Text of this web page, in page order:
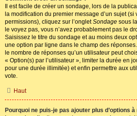
Il est facile de créer un sondage, lors de la
la modification du premier message d’un sujet (si
permissions), cliquez sur l’ongletSondage sous
le voyez pas, vous n’avez probablement pas le
Saisissez le titre du sondage et au moins deux
une option par ligne dans le champ des
le nombre de réponses qu’un utilisateur peut
« Option(s) par l’utilisateur », limiter la durée en
pour une durée illimitée) et enfin permettre aux
vote.
Haut
Pourquoi ne puis-je pas ajouter plus d’options